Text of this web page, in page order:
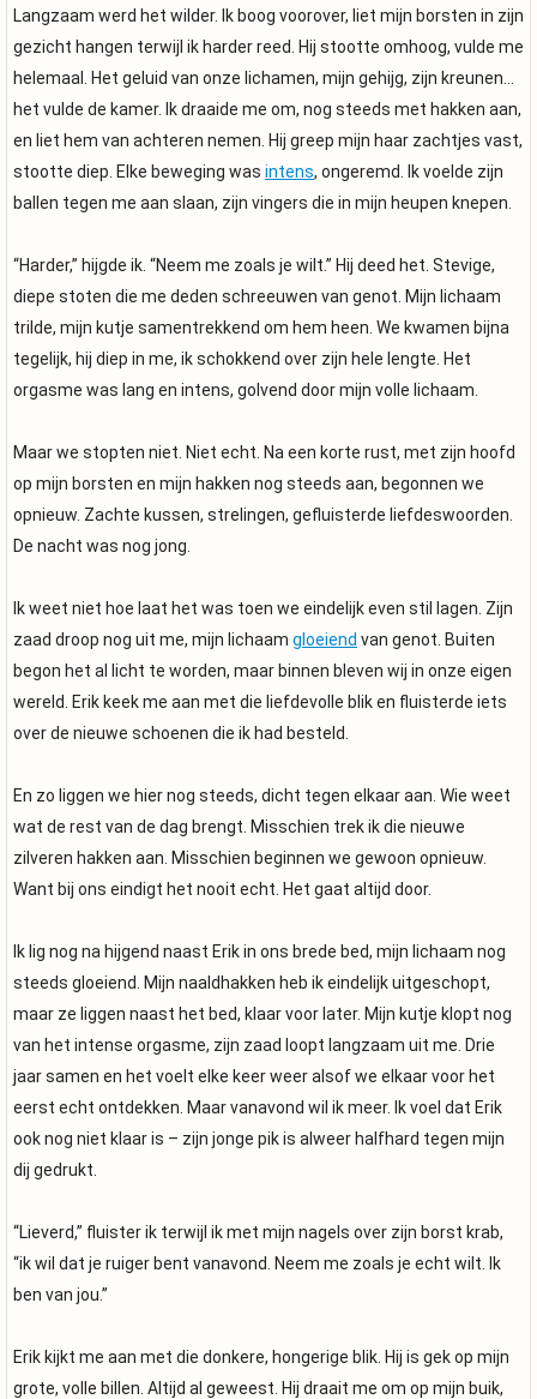
Langzaam werd het wilder. Ik boog voorover, liet mijn borsten in zijn
gezicht hangen terwijl ik harder reed. Hij stootte omhoog, vulde me
helemaal. Het geluid van onze lichamen, mijn gehijg, zijn kreunen…
het vulde de kamer. Ik draaide me om, nog steeds met hakken aan,
en liet hem van achteren nemen. Hij greep mijn haar zachtjes vast,
stootte diep. Elke beweging was intens, ongeremd. Ik voelde zijn
ballen tegen me aan slaan, zijn vingers die in mijn heupen knepen.
“Harder,” hijgde ik. “Neem me zoals je wilt.” Hij deed het. Stevige,
diepe stoten die me deden schreeuwen van genot. Mijn lichaam
trilde, mijn kutje samentrekkend om hem heen. We kwamen bijna
tegelijk, hij diep in me, ik schokkend over zijn hele lengte. Het
orgasme was lang en intens, golvend door mijn volle lichaam.
Maar we stopten niet. Niet echt. Na een korte rust, met zijn hoofd
op mijn borsten en mijn hakken nog steeds aan, begonnen we
opnieuw. Zachte kussen, strelingen, gefluisterde liefdeswoorden.
De nacht was nog jong.
Ik weet niet hoe laat het was toen we eindelijk even stil lagen. Zijn
zaad droop nog uit me, mijn lichaam gloeiend van genot. Buiten
begon het al licht te worden, maar binnen bleven wij in onze eigen
wereld. Erik keek me aan met die liefdevolle blik en fluisterde iets
over de nieuwe schoenen die ik had besteld.
En zo liggen we hier nog steeds, dicht tegen elkaar aan. Wie weet
wat de rest van de dag brengt. Misschien trek ik die nieuwe
zilveren hakken aan. Misschien beginnen we gewoon opnieuw.
Want bij ons eindigt het nooit echt. Het gaat altijd door.
Ik lig nog na hijgend naast Erik in ons brede bed, mijn lichaam nog
steeds gloeiend. Mijn naaldhakken heb ik eindelijk uitgeschopt,
maar ze liggen naast het bed, klaar voor later. Mijn kutje klopt nog
van het intense orgasme, zijn zaad loopt langzaam uit me. Drie
jaar samen en het voelt elke keer weer alsof we elkaar voor het
eerst echt ontdekken. Maar vanavond wil ik meer. Ik voel dat Erik
ook nog niet klaar is – zijn jonge pik is alweer halfhard tegen mijn
dij gedrukt.
“Lieverd,” fluister ik terwijl ik met mijn nagels over zijn borst krab,
“ik wil dat je ruiger bent vanavond. Neem me zoals je echt wilt. Ik
ben van jou.”
Erik kijkt me aan met die donkere, hongerige blik. Hij is gek op mijn
grote, volle billen. Altijd al geweest. Hij draait me om op mijn buik,